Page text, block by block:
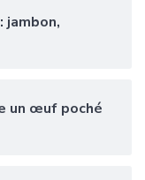
jambon,
un œuf poché